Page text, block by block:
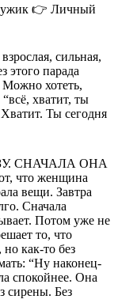
👉 Личный
сильная,
этого парада
Можно хотеть,
хватит, ты
Ты сегодня
СНАЧАЛА ОНА
что женщина
вещи. Завтра
Сначала
Потом уже не
то, что
как-то без
“Ну наконец-
спокойнее. Она
сирены. Без